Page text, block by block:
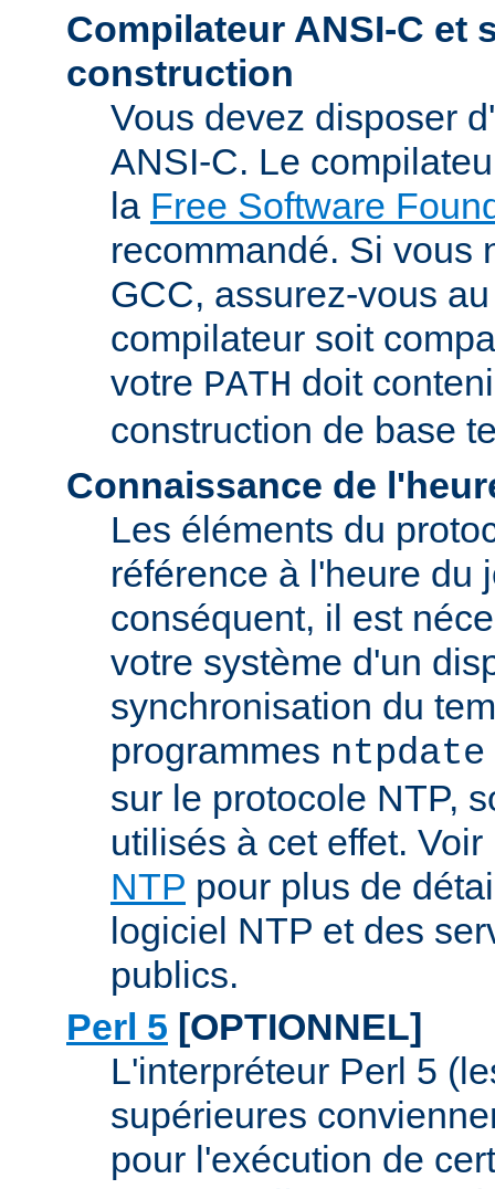
Compilateur ANSI-C et
construction
Vous devez disposer
ANSI-C. Le
la Free Software
recommandé. Si vous
GCC, assurez-vous
compilateur soit
votre PATH doit
construction de base
Connaissance de
Les éléments du
référence à l'heure du
conséquent, il est
votre système d'un
synchronisation du
programmes ntpdate
sur le protocole NTP,
utilisés à cet effet.
NTP pour plus de
logiciel NTP et des
publics.
Perl 5 [OPTIONNEL]
L'interpréteur Perl 5
supérieures
pour l'exécution de